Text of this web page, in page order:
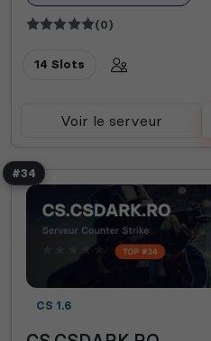
(0)
14 Slots
Voir le serveur
#34
CS 1.6